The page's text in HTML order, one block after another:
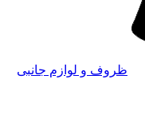
ظروف و لوازم جانبی